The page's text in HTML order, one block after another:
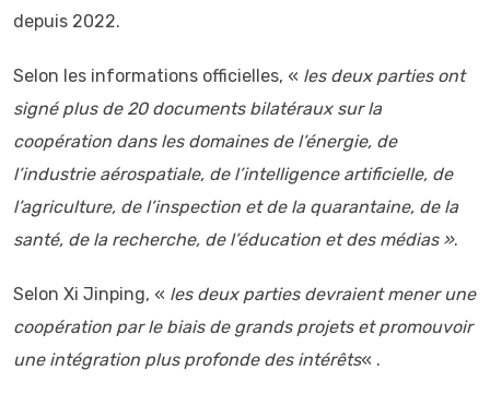
depuis 2022.
Selon les informations officielles, « les deux parties ont
signé plus de 20 documents bilatéraux sur la
coopération dans les domaines de l’énergie, de
l’industrie aérospatiale, de l’intelligence artificielle, de
l’agriculture, de l’inspection et de la quarantaine, de la
santé, de la recherche, de l’éducation et des médias ».
Selon Xi Jinping, « les deux parties devraient mener une
coopération par le biais de grands projets et promouvoir
une intégration plus profonde des intérêts« .